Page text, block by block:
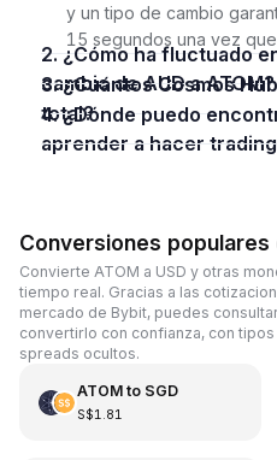
y un tipo de cambio
15 segundos una vez
2. ¿Cómo ha fluctuado en 24 horas el tipo de
cambio de AUD a ATOM?
3. ¿Cuántos Cosmos Hub hay disponibles en
total?
4. ¿Dónde puedo encontrar recursos para
aprender a hacer
Conversiones populares
Convierte ATOM a USD y otras
tiempo real. Gracias a las
mercado de Bybit, puedes
convertirlo con confianza, con
spreads ocultos.
ATOMto SGD
S$1.81